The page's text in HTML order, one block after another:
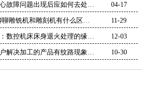
故障问题出现后应如何去处
04-17
雕铣机和雕刻机有什么区别-
11-29
数控机床床身退火处理的缘
12-03
解决加工的产品有纹路现象案
10-30